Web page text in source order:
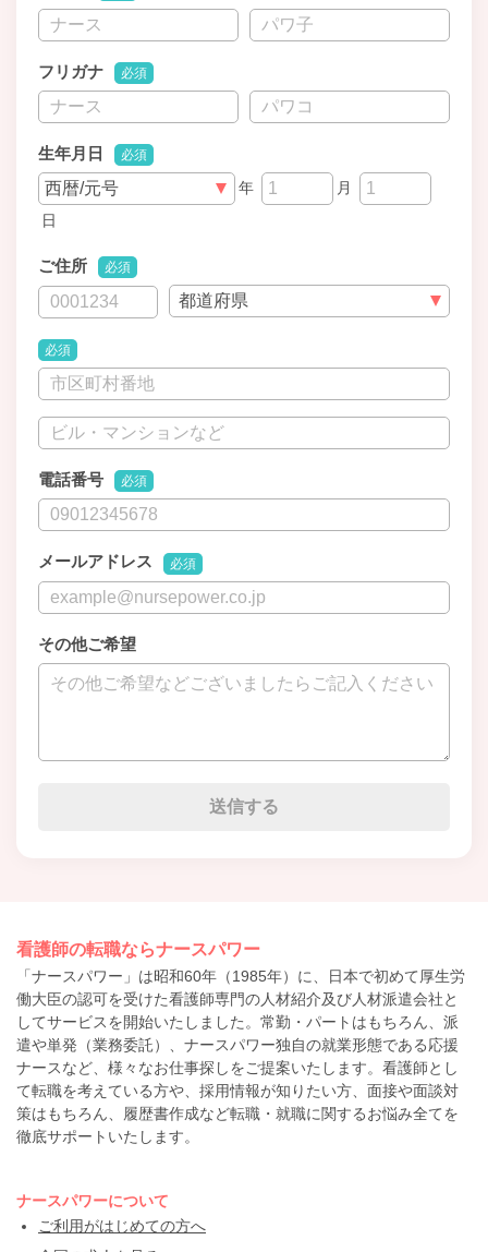
フリガナ 必須
生年月日 必須
年
月
日
ご住所 必須
必須
電話番号 必須
メールアドレス 必須
その他ご希望
看護師の転職ならナースパワー
「ナースパワー」は昭和60年（1985年）に、日本で初めて厚生労
働大臣の認可を受けた看護師専門の人材紹介及び人材派遣会社と
してサービスを開始いたしました。常勤・パートはもちろん、派
遣や単発（業務委託）、ナースパワー独自の就業形態である応援
ナースなど、様々なお仕事探しをご提案いたします。看護師とし
て転職を考えている方や、採用情報が知りたい方、面接や面談対
策はもちろん、履歴書作成など転職・就職に関するお悩み全てを
徹底サポートいたします。
ナースパワーについて
ご利用がはじめての方へ